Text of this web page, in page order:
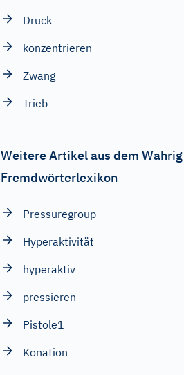
Druck
konzentrieren
Zwang
Trieb
Weitere Artikel aus dem Wahrig
Fremdwörterlexikon
Pressuregroup
Hyperaktivität
hyperaktiv
pressieren
Pistole1
Konation